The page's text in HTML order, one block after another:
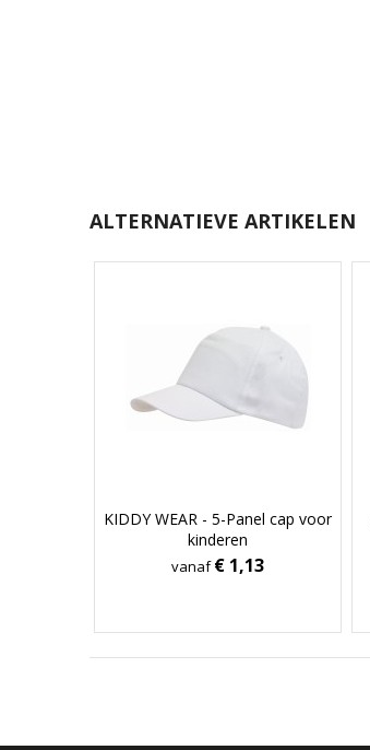
ALTERNATIEVE ARTIKELEN
KIDDY WEAR - 5-Panel cap voor
kinderen
vanaf€ 1,13